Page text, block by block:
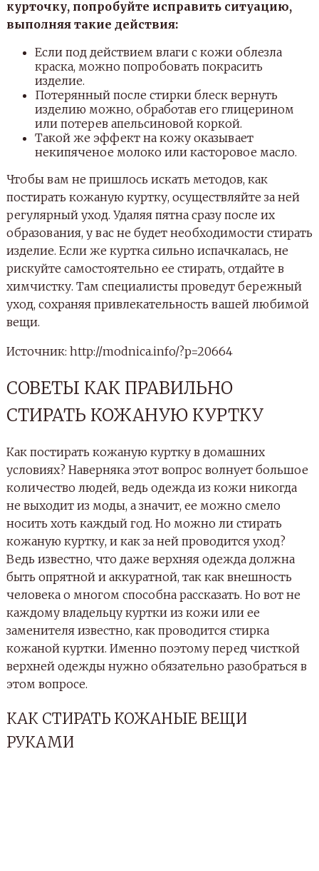
курточку, попробуйте исправить ситуацию,
выполняя такие действия:
Если под действием влаги с кожи облезла
краска, можно попробовать покрасить
изделие.
Потерянный после стирки блеск вернуть
изделию можно, обработав его глицерином
или потерев апельсиновой коркой.
Такой же эффект на кожу оказывает
некипяченое молоко или касторовое масло.
Чтобы вам не пришлось искать методов, как
постирать кожаную куртку, осуществляйте за ней
регулярный уход. Удаляя пятна сразу после их
образования, у вас не будет необходимости стирать
изделие. Если же куртка сильно испачкалась, не
рискуйте самостоятельно ее стирать, отдайте в
химчистку. Там специалисты проведут бережный
уход, сохраняя привлекательность вашей любимой
вещи.
Источник: http://modnica.info/?p=20664
СОВЕТЫ КАК ПРАВИЛЬНО
СТИРАТЬ КОЖАНУЮ КУРТКУ
Как постирать кожаную куртку в домашних
условиях? Наверняка этот вопрос волнует большое
количество людей, ведь одежда из кожи никогда
не выходит из моды, а значит, ее можно смело
носить хоть каждый год. Но можно ли стирать
кожаную куртку, и как за ней проводится уход?
Ведь известно, что даже верхняя одежда должна
быть опрятной и аккуратной, так как внешность
человека о многом способна рассказать. Но вот не
каждому владельцу куртки из кожи или ее
заменителя известно, как проводится стирка
кожаной куртки. Именно поэтому перед чисткой
верхней одежды нужно обязательно разобраться в
этом вопросе.
КАК СТИРАТЬ КОЖАНЫЕ ВЕЩИ
РУКАМИ